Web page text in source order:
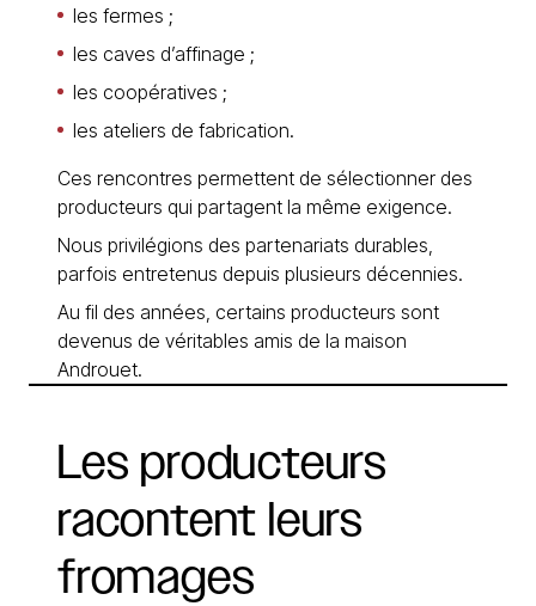
les fermes ;
les caves d’affinage ;
les coopératives ;
les ateliers de fabrication.
Ces rencontres permettent de sélectionner des
producteurs qui partagent la même exigence.
Nous privilégions des partenariats durables,
parfois entretenus depuis plusieurs décennies.
Au fil des années, certains producteurs sont
devenus de véritables amis de la maison
Androuet.
Les producteurs
racontent leurs
fromages